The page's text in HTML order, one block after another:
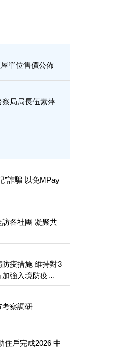
單位售價公佈
局局長伍素萍
”詐騙 以免MPay
各社團 凝聚共
疫措施 維持對3
強入境防疫措
考察調研